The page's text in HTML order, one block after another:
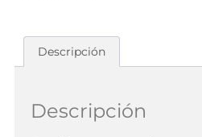
Descripción
Descripción